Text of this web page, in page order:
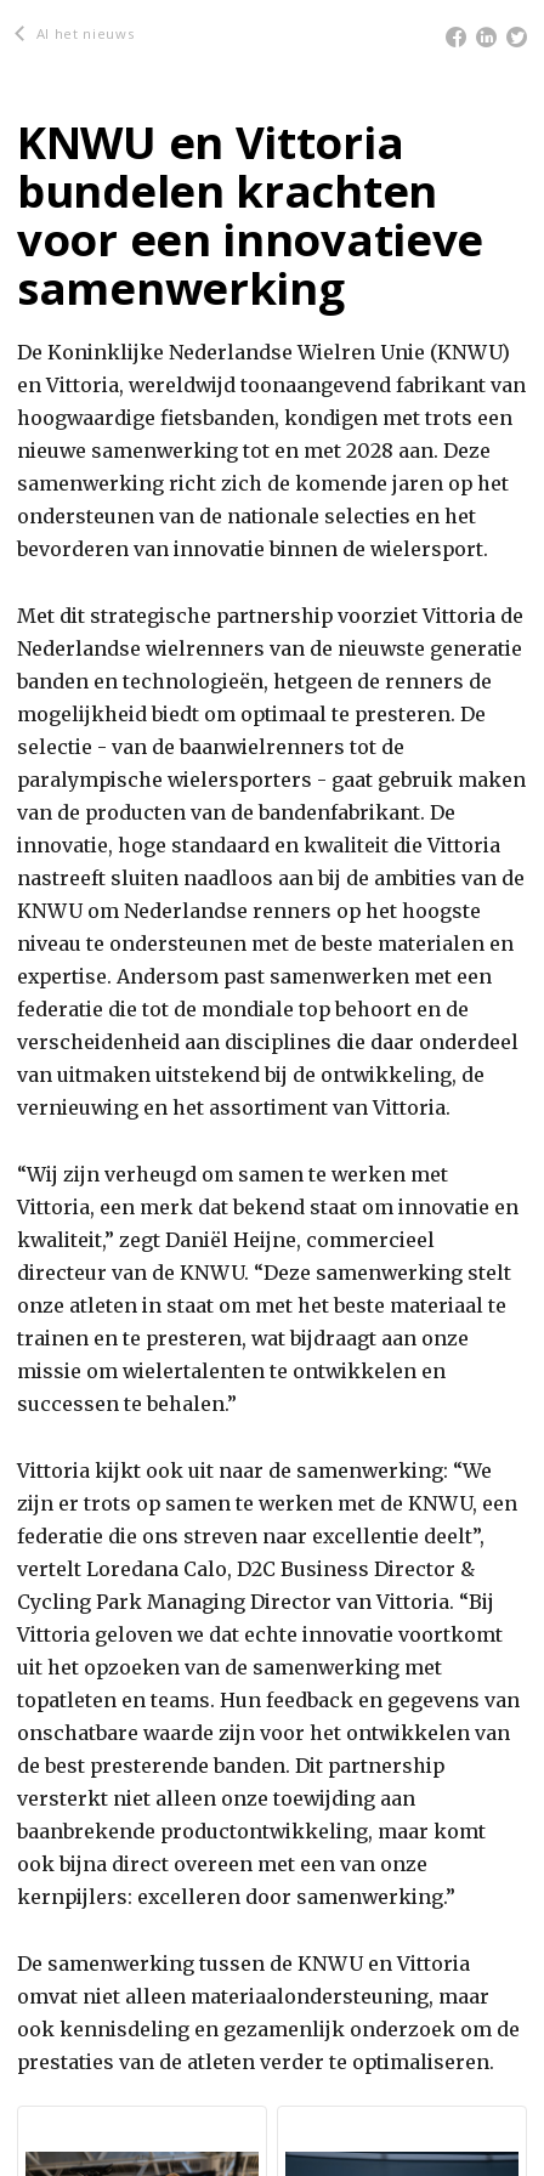
Al het nieuws
KNWU en Vittoria
bundelen krachten
voor een innovatieve
samenwerking
De Koninklijke Nederlandse Wielren Unie (KNWU)
en Vittoria, wereldwijd toonaangevend fabrikant van
hoogwaardige fietsbanden, kondigen met trots een
nieuwe samenwerking tot en met 2028 aan. Deze
samenwerking richt zich de komende jaren op het
ondersteunen van de nationale selecties en het
bevorderen van innovatie binnen de wielersport.
Met dit strategische partnership voorziet Vittoria de
Nederlandse wielrenners van de nieuwste generatie
banden en technologieën, hetgeen de renners de
mogelijkheid biedt om optimaal te presteren. De
selectie - van de baanwielrenners tot de
paralympische wielersporters - gaat gebruik maken
van de producten van de bandenfabrikant. De
innovatie, hoge standaard en kwaliteit die Vittoria
nastreeft sluiten naadloos aan bij de ambities van de
KNWU om Nederlandse renners op het hoogste
niveau te ondersteunen met de beste materialen en
expertise. Andersom past samenwerken met een
federatie die tot de mondiale top behoort en de
verscheidenheid aan disciplines die daar onderdeel
van uitmaken uitstekend bij de ontwikkeling, de
vernieuwing en het assortiment van Vittoria.
“Wij zijn verheugd om samen te werken met
Vittoria, een merk dat bekend staat om innovatie en
kwaliteit,” zegt Daniël Heijne, commercieel
directeur van de KNWU. “Deze samenwerking stelt
onze atleten in staat om met het beste materiaal te
trainen en te presteren, wat bijdraagt aan onze
missie om wielertalenten te ontwikkelen en
successen te behalen.”
Vittoria kijkt ook uit naar de samenwerking: “We
zijn er trots op samen te werken met de KNWU, een
federatie die ons streven naar excellentie deelt”,
vertelt Loredana Calo, D2C Business Director &
Cycling Park Managing Director van Vittoria. “Bij
Vittoria geloven we dat echte innovatie voortkomt
uit het opzoeken van de samenwerking met
topatleten en teams. Hun feedback en gegevens van
onschatbare waarde zijn voor het ontwikkelen van
de best presterende banden. Dit partnership
versterkt niet alleen onze toewijding aan
baanbrekende productontwikkeling, maar komt
ook bijna direct overeen met een van onze
kernpijlers: excelleren door samenwerking.”
De samenwerking tussen de KNWU en Vittoria
omvat niet alleen materiaalondersteuning, maar
ook kennisdeling en gezamenlijk onderzoek om de
prestaties van de atleten verder te optimaliseren.